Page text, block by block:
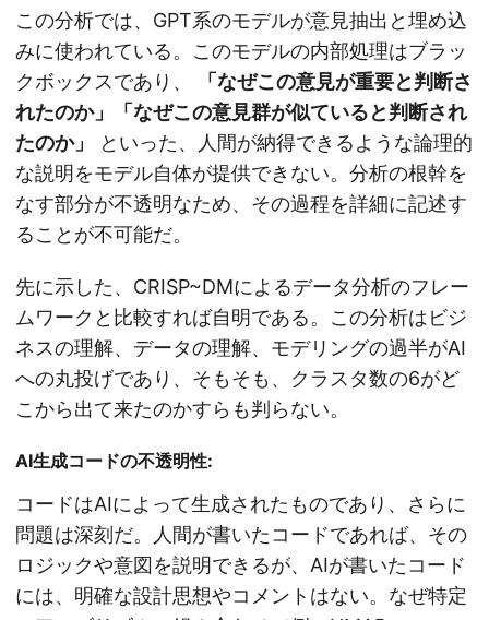
この分析では、GPT系のモデルが意見抽出と埋め込
みに使われている。このモデルの内部処理はブラッ
クボックスであり、
「なぜこの意見が重要と判断さ
れたのか」「なぜこの意見群が似ていると判断され
たのか」
といった、人間が納得できるような論理的
な説明をモデル自体が提供できない。分析の根幹を
なす部分が不透明なため、その過程を詳細に記述す
ることが不可能だ。
先に示した、CRISP~DMによるデータ分析のフレー
ムワークと比較すれば自明である。この分析はビジ
ネスの理解、データの理解、モデリングの過半がAI
への丸投げであり、そもそも、クラスタ数の6がど
こから出て来たのかすらも判らない。
AI生成コードの不透明性:
コードはAIによって生成されたものであり、さらに
問題は深刻だ。人間が書いたコードであれば、その
ロジックや意図を説明できるが、AIが書いたコード
には、明確な設計思想やコメントはない。なぜ特定